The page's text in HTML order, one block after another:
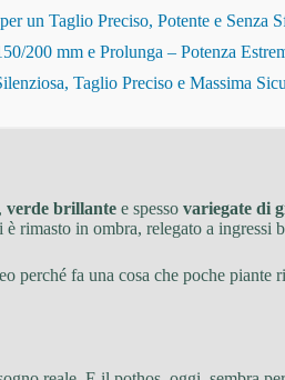
un Taglio Preciso, Potente e Senza
200 mm e Prolunga – Potenza
Taglio Preciso e Massima
verde brillante e spesso variegate di
rimasto in ombra, relegato a ingressi
fa una cosa che poche